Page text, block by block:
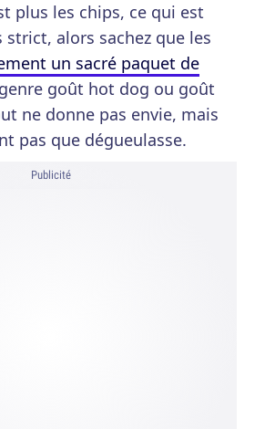
plus les chips, ce qui est
alors sachez que les
un sacré paquet de
goût hot dog ou goût
ne donne pas envie, mais
pas que dégueulasse.
Publicité